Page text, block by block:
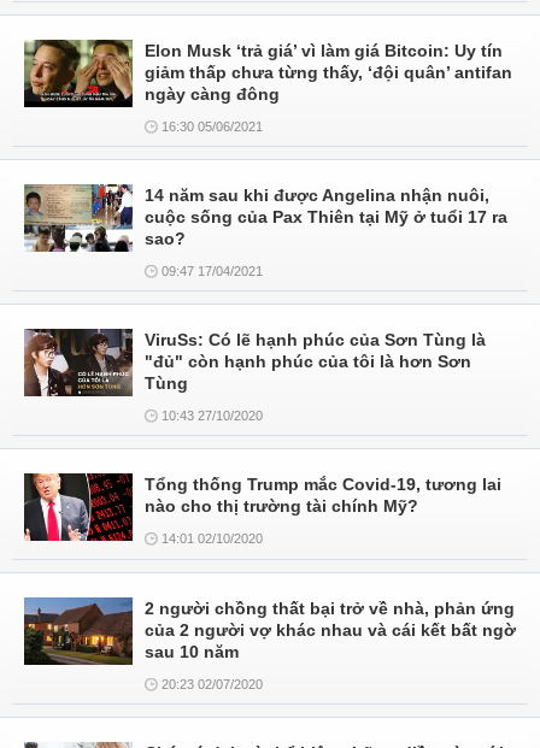
Elon Musk ‘trả giá’ vì làm giá Bitcoin: Uy tín
giảm thấp chưa từng thấy, ‘đội quân’ antifan
ngày càng đông
16:30 05/06/2021
14 năm sau khi được Angelina nhận nuôi,
cuộc sống của Pax Thiên tại Mỹ ở tuổi 17 ra
sao?
09:47 17/04/2021
ViruSs: Có lẽ hạnh phúc của Sơn Tùng là
"đủ" còn hạnh phúc của tôi là hơn Sơn
Tùng
10:43 27/10/2020
Tổng thống Trump mắc Covid-19, tương lai
nào cho thị trường tài chính Mỹ?
14:01 02/10/2020
2 người chồng thất bại trở về nhà, phản ứng
của 2 người vợ khác nhau và cái kết bất ngờ
sau 10 năm
20:23 02/07/2020